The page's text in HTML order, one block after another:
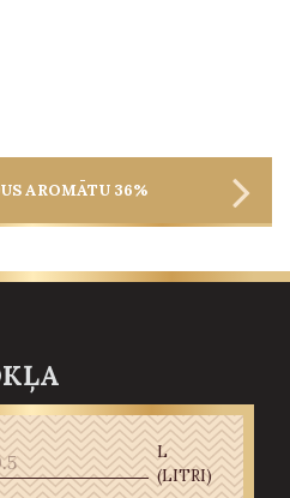
AROMĀTU 36%
alkoholiskajiem dzērieniem
likumam "Par akcīzes
L
(LITRI)